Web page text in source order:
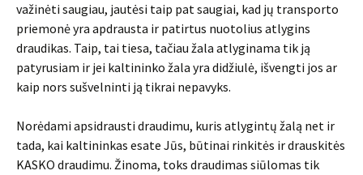
važinėti saugiau, jautėsi taip pat saugiai, kad jų transporto
priemonė yra apdrausta ir patirtus nuotolius atlygins
draudikas. Taip, tai tiesa, tačiau žala atlyginama tik ją
patyrusiam ir jei kaltininko žala yra didžiulė, išvengti jos ar
kaip nors sušvelninti ją tikrai nepavyks.
Norėdami apsidrausti draudimu, kuris atlygintų žalą net ir
tada, kai kaltininkas esate Jūs, būtinai rinkitės ir drauskitės
KASKO draudimu. Žinoma, toks draudimas siūlomas tik